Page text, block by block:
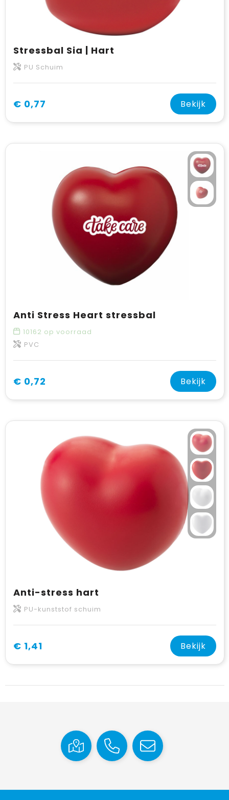
Stressbal Sia | Hart
PU Schuim
€ 0,77 Bekijk
Anti Stress Heart stressbal
10162 op voorraad
PVC
€ 0,72 Bekijk
Anti-stress hart
PU-kunststof schuim
€ 1,41 Bekijk